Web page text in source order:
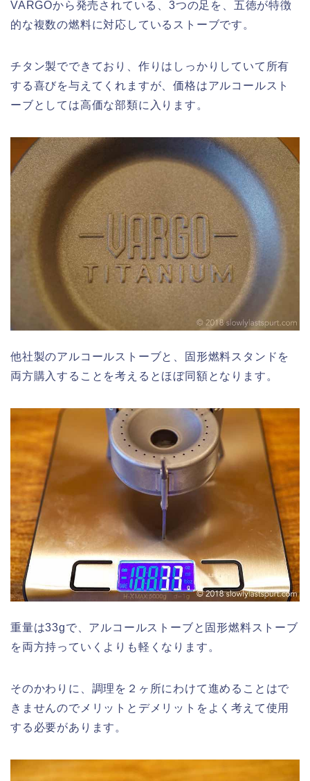
VARGOから発売されている、3つの足を、五徳が特徴
的な複数の燃料に対応しているストーブです。
チタン製でできており、作りはしっかりしていて所有
する喜びを与えてくれますが、価格はアルコールスト
ーブとしては高価な部類に入ります。
他社製のアルコールストーブと、固形燃料スタンドを
両方購入することを考えるとほぼ同額となります。
重量は33gで、アルコールストーブと固形燃料ストーブ
を両方持っていくよりも軽くなります。
そのかわりに、調理を２ヶ所にわけて進めることはで
きませんのでメリットとデメリットをよく考えて使用
する必要があります。